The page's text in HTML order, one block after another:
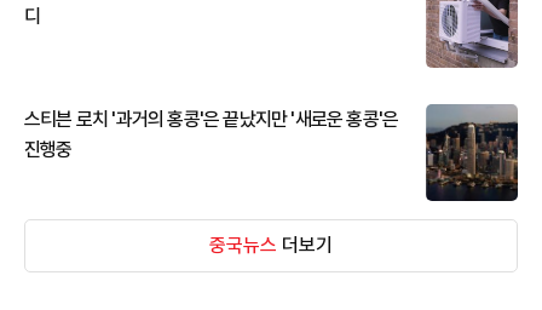
디
스티븐 로치 '과거의 홍콩'은 끝났지만 '새로운 홍콩'은
진행중
중국뉴스 더보기